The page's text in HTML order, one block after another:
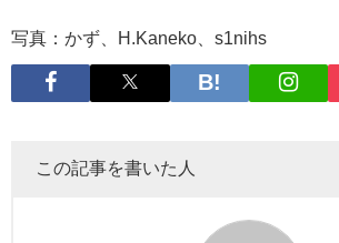
写真：かず、H.Kaneko、s1nihs
この記事を書いた人